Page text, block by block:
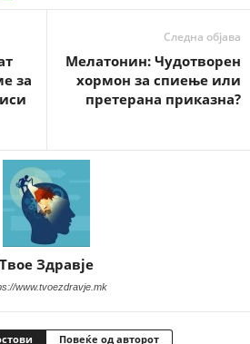
за
Следна објава
Мелатонин: Чудотворен
хормон за спиење или
претерана приказна?
Твое Здравје
www.tvoezdravje.mk
Повеќе од авторот